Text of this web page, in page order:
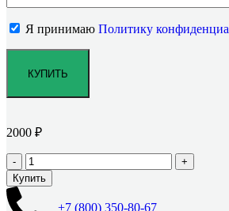
Я принимаю Политику
2000 ₽
Купить
+7 (800) 350-80-67